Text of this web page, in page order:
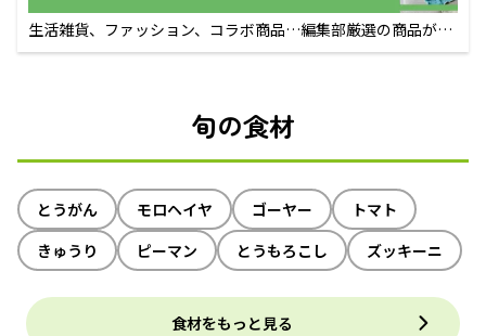
生活雑貨、ファッション、コラボ商品…編集部厳選の商品が買
えるECサイト
旬の食材
とうがん モロヘイヤ ゴーヤー
トマト
きゅうり
ピーマン とうもろこし ズッキーニ
食材をもっと見る